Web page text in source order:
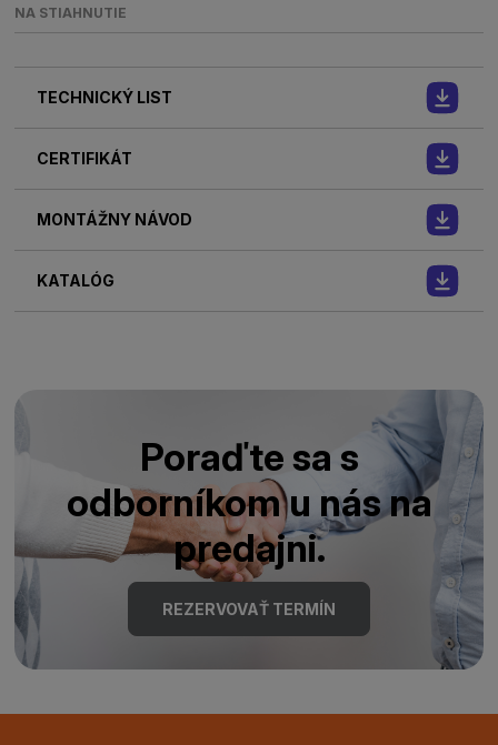
NA STIAHNUTIE
TECHNICKÝ LIST
CERTIFIKÁT
MONTÁŽNY NÁVOD
KATALÓG
Poraďte sa s
odborníkom u nás na
predajni.
REZERVOVAŤ TERMÍN